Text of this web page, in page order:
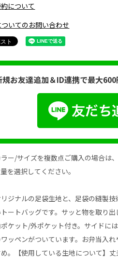
について
いてのお問い合わせ
規お友達追加＆ID連携で最大
ー/サイズを複数点ご購入の場合は
を選択してください。
ジナルの足袋生地と、足袋の縫製
ートバッグです。サッと物を取り
ケット/外ポケット付き。サイドに
ッペンがついています。お弁当入
。【使用している生地について】